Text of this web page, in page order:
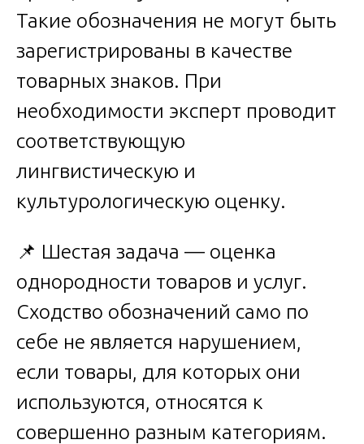
Такие обозначения не могут быть
зарегистрированы в качестве
товарных знаков. При
необходимости эксперт проводит
соответствующую
лингвистическую и
культурологическую оценку.
📌 Шестая задача — оценка
однородности товаров и услуг.
Сходство обозначений само по
себе не является нарушением,
если товары, для которых они
используются, относятся к
совершенно разным категориям.